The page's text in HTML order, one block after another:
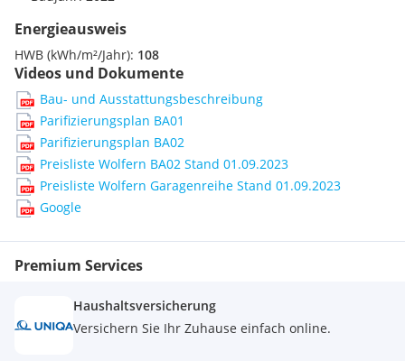
Bitte entnehmen Sie Details der beiliegenden Preisliste für
die Hallen und den Garagenpark.
alle Preise auf Anfrage
aktuelle Mietpreise :
1. Halle 110 m2 1260 netto inkl Parkplätze plus Ust plus BK
2. Halle mit 120 m2 1345 Nettomiete inl. Parkplätzen plus Ust
plus BK
3. Halle mit 74 m2 plus 30 m2 Zwischenebene für Büro 945
m2 netto plus Ust plus BK
Heizwärmebedarf: 108.7 kWh/(m²a)
Energieausweis
HWB (kWh/m²/Jahr): 108
Videos und Dokumente
Bau- und Ausstattungsbeschreibung
Parifizierungsplan BA01
Parifizierungsplan BA02
Preisliste Wolfern BA02 Stand 01.09.2023
Preisliste Wolfern Garagenreihe Stand 01.09.2023
Google
Premium Services
Haushaltsversicherung
Versichern Sie Ihr Zuhause einfach online.